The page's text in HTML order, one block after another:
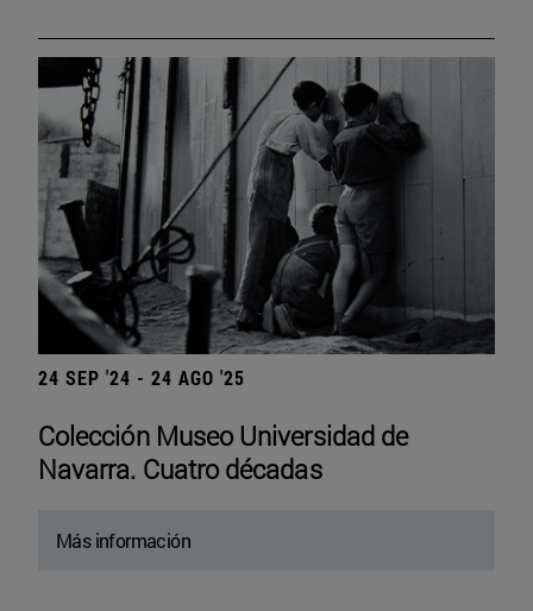
24 SEP '24 - 24 AGO '25
Colección Museo Universidad de
Navarra. Cuatro décadas
Más información